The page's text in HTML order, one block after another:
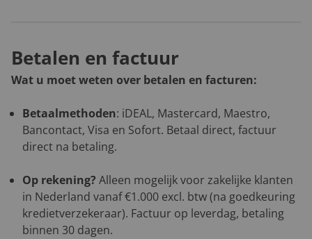
Betalen en factuur
Wat u moet weten over betalen en facturen:
Betaalmethoden: iDEAL, Mastercard, Maestro,
Bancontact, Visa en Sofort. Betaal direct, factuur
direct na betaling.
Op rekening? Alleen mogelijk voor zakelijke klanten
in Nederland vanaf €1.000 excl. btw (na goedkeuring
kredietverzekeraar). Factuur op leverdag, betaling
binnen 30 dagen.